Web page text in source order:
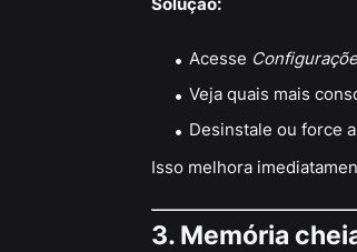
Acesse
Veja quais mais
Desinstale ou force
Isso melhora
3. Memória